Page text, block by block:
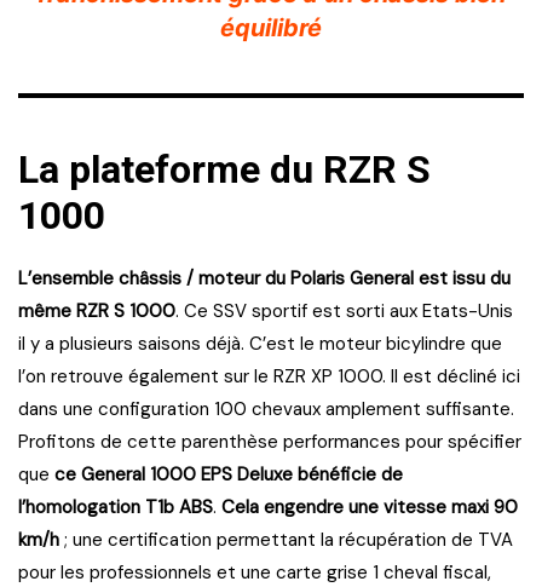
équilibré
La plateforme du RZR S
1000
L’ensemble châssis / moteur du Polaris General est issu du
même RZR S 1000. Ce SSV sportif est sorti aux Etats-Unis
il y a plusieurs saisons déjà. C’est le moteur bicylindre que
l’on retrouve également sur le RZR XP 1000. Il est décliné ici
dans une configuration 100 chevaux amplement suffisante.
Profitons de cette parenthèse performances pour spécifier
que ce General 1000 EPS Deluxe bénéficie de
l’homologation T1b ABS. Cela engendre une vitesse maxi 90
km/h ; une certification permettant la récupération de TVA
pour les professionnels et une carte grise 1 cheval fiscal,